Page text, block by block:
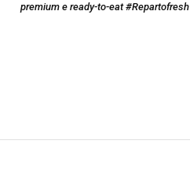
premium e ready-to-eat #Repartofresh